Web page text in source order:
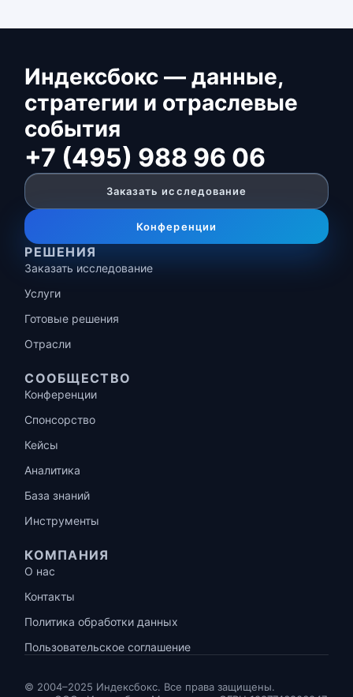
Индексбокс — данные,
стратегии и отраслевые
события
+7 (495) 988 96 06
Заказать исследование
Конференции
РЕШЕНИЯ
Заказать исследование
Услуги
Готовые решения
Отрасли
СООБЩЕСТВО
Конференции
Спонсорство
Кейсы
Аналитика
База знаний
Инструменты
КОМПАНИЯ
О нас
Контакты
Политика обработки данных
Пользовательское соглашение
© 2004–2025 Индексбокс. Все права защищены.